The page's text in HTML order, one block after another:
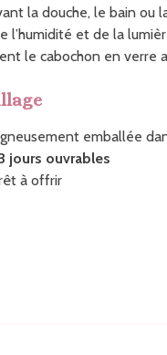
la douche, le bain ou
l’humidité et de la
le cabochon en verre
emballée
jours ouvrables
à offrir